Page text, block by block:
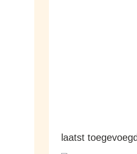
laatst toegevoegd